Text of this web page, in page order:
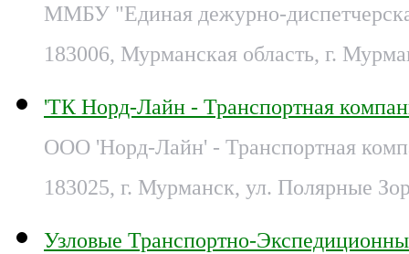
ММБУ "Единая дежурно-
183006, Мурманская область, г.
'ТК Норд-Лайн - Транспортная
ООО 'Норд-Лайн' - Транспортная
183025, г. Мурманск, ул. Полярные
Узловые Транспортно-